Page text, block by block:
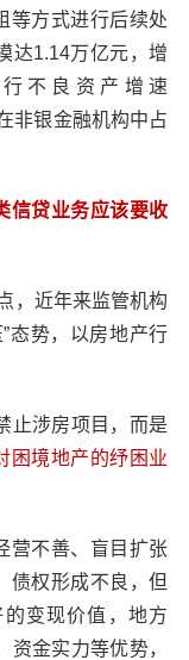
等方式进行后续处
达1.14万亿元，增
不良资产增速
非银金融机构中占
信贷业务应该要收
，近年来监管机构
态势，以房地产行
止涉房项目，而是
困境地产的纾困业
营不善、盲目扩张
债权形成不良，但
变现价值，地方
金实力等优势，